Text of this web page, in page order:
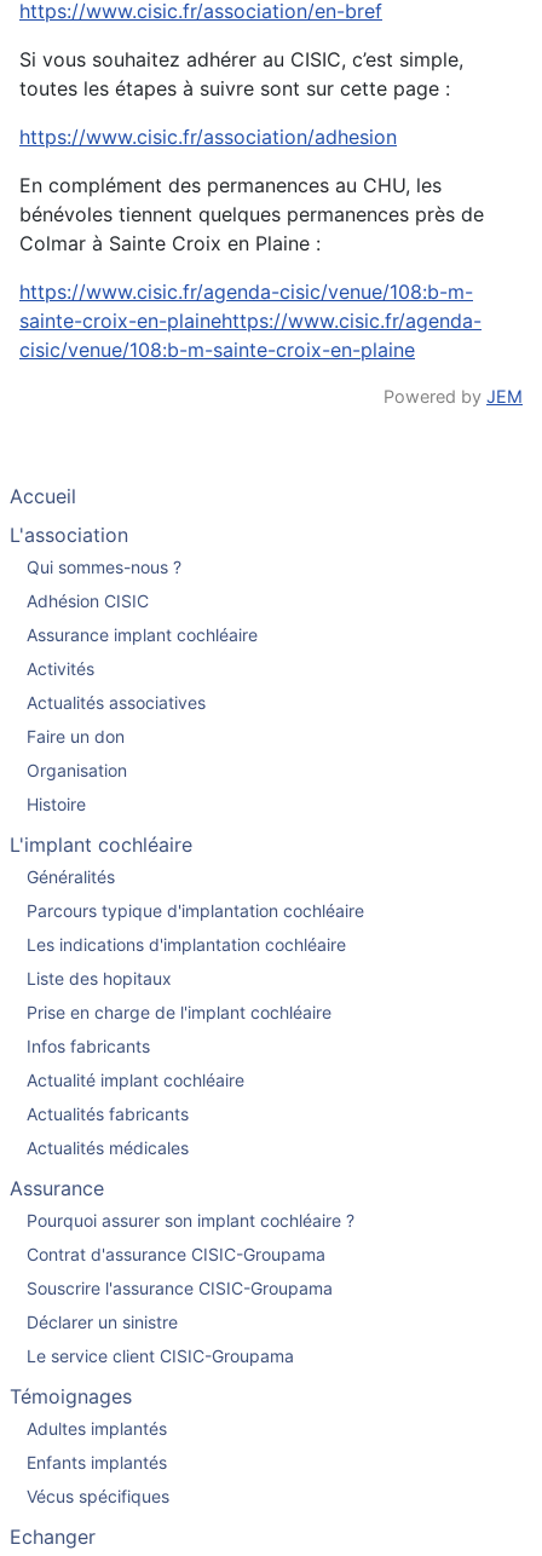
https://www.cisic.fr/association/en-bref
Si vous souhaitez adhérer au CISIC, c’est simple,
toutes les étapes à suivre sont sur cette page :
https://www.cisic.fr/association/adhesion
En complément des permanences au CHU, les
bénévoles tiennent quelques permanences près de
Colmar à Sainte Croix en Plaine :
https://www.cisic.fr/agenda-cisic/venue/108:b-m-
sainte-croix-en-plainehttps://www.cisic.fr/agenda-
cisic/venue/108:b-m-sainte-croix-en-plaine
Powered by JEM
Accueil
L'association
Qui sommes-nous ?
Adhésion CISIC
Assurance implant cochléaire
Activités
Actualités associatives
Faire un don
Organisation
Histoire
L'implant cochléaire
Généralités
Parcours typique d'implantation cochléaire
Les indications d'implantation cochléaire
Liste des hopitaux
Prise en charge de l'implant cochléaire
Infos fabricants
Actualité implant cochléaire
Actualités fabricants
Actualités médicales
Assurance
Pourquoi assurer son implant cochléaire ?
Contrat d'assurance CISIC-Groupama
Souscrire l'assurance CISIC-Groupama
Déclarer un sinistre
Le service client CISIC-Groupama
Témoignages
Adultes implantés
Enfants implantés
Vécus spécifiques
Echanger